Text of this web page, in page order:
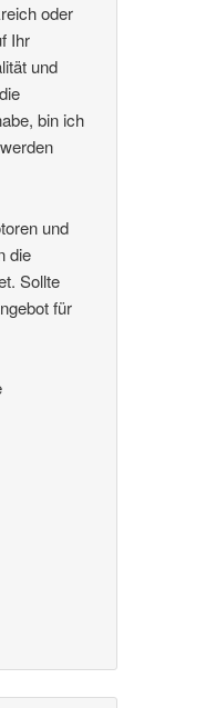
oder
Ihr
und
bin ich
und
die
Sollte
für